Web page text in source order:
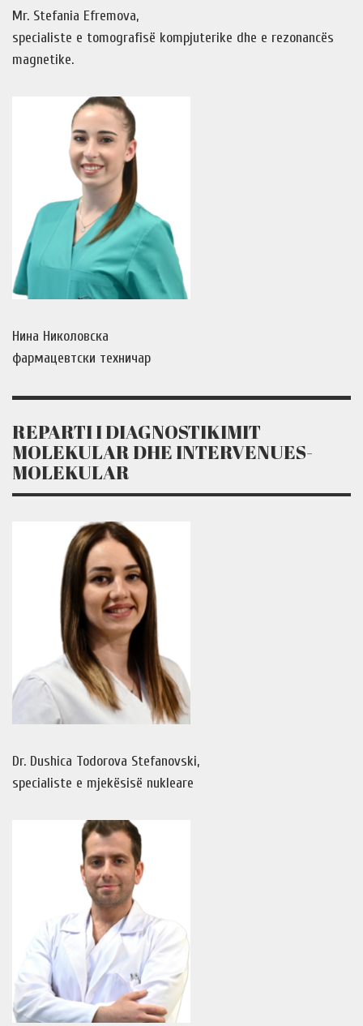
Mr. Stefania Efremova,
specialiste e tomografisë kompjuterike dhe e rezonancës
magnetike.
Нина Николовска
фармацевтски техничар
REPARTI I DIAGNOSTIKIMIT
MOLEKULAR DHE INTERVENUES-
MOLEKULAR
Dr. Dushica Todorova Stefanovski,
specialiste e mjekësisë nukleare